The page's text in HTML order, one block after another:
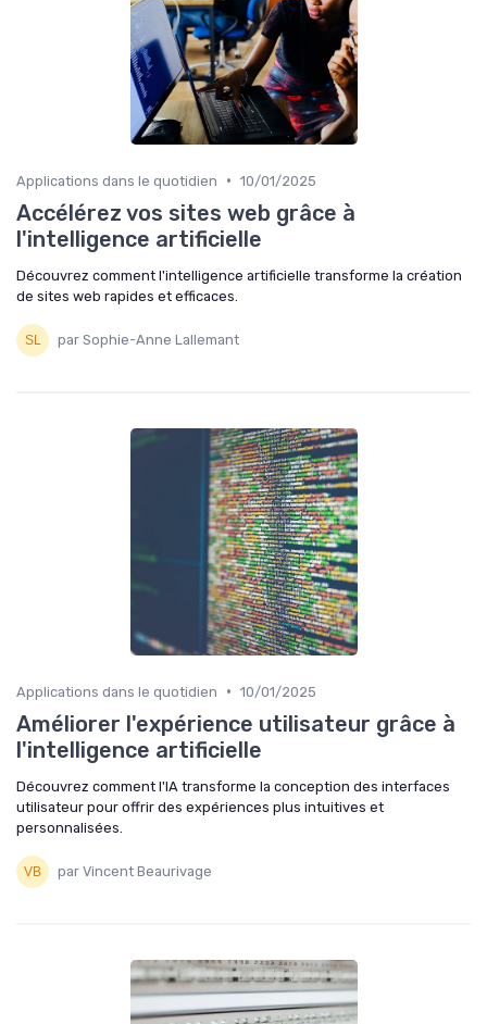
Applications dans le quotidien • 10/01/2025
Accélérez vos sites web grâce à
l'intelligence artificielle
Découvrez comment l'intelligence artificielle transforme la création
de sites web rapides et efficaces.
par Sophie-Anne Lallemant
Applications dans le quotidien • 10/01/2025
Améliorer l'expérience utilisateur grâce à
l'intelligence artificielle
Découvrez comment l'IA transforme la conception des interfaces
utilisateur pour offrir des expériences plus intuitives et
personnalisées.
par Vincent Beaurivage